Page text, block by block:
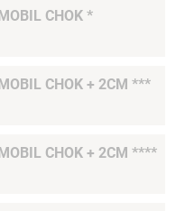
CHOK *
MOBIL CHOK + 2CM ***
MOBIL CHOK + 2CM ****